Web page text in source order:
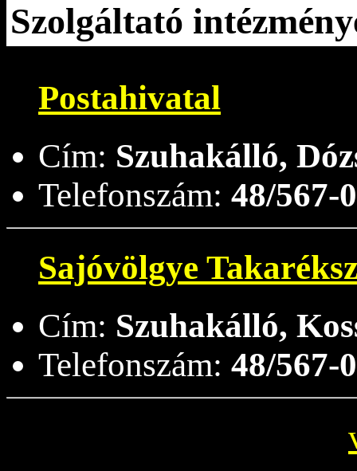
Szolgáltató
Postahivatal
Cím: Szuhakálló,
Telefonszám: 48/567-
Sajóvölgye
Cím: Szuhakálló,
Telefonszám: 48/567-